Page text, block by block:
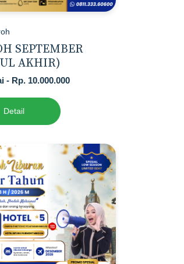
SEPTEMBER
AKHIR)
- Rp. 10.000.000
Detail